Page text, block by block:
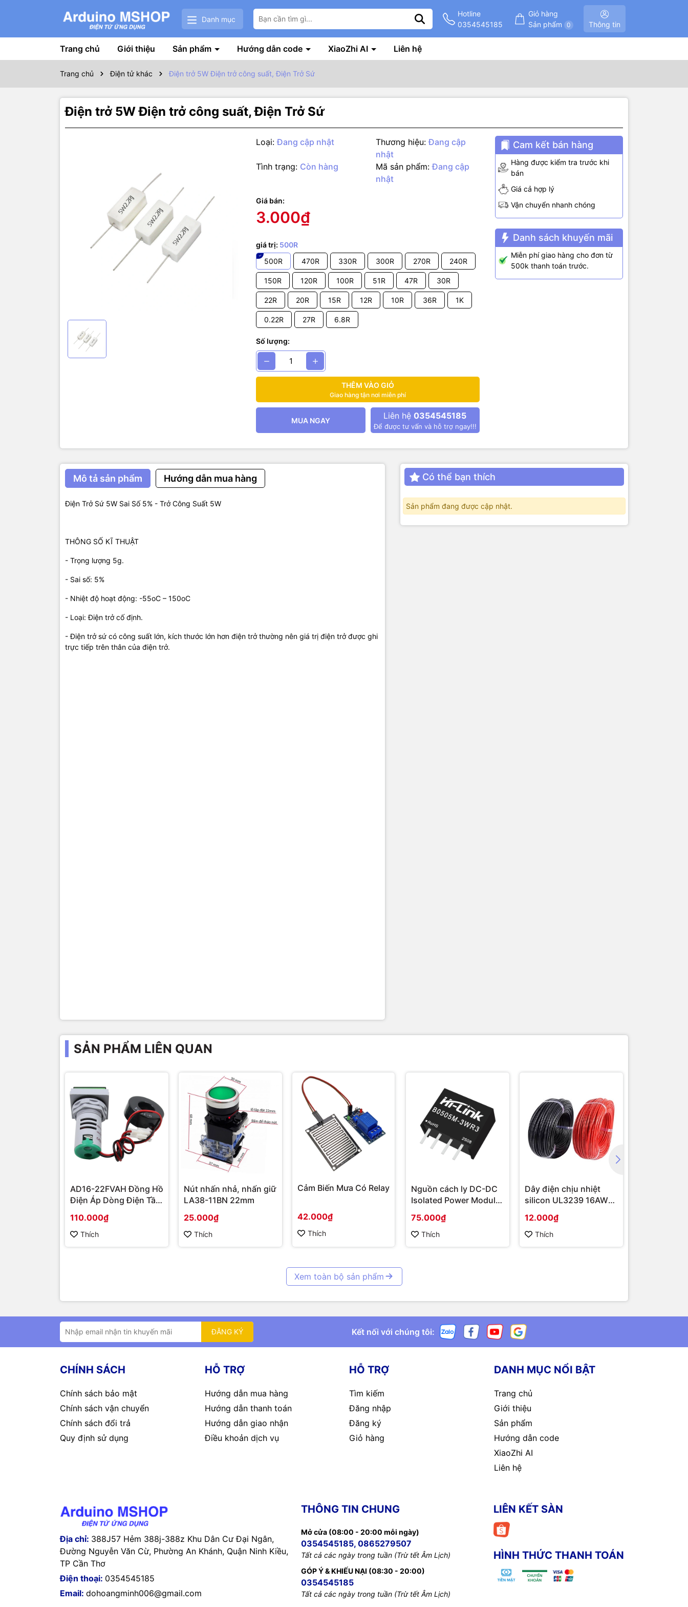
Danh mục
Hotline
0354545185
Giỏ hàng
Sản phẩm
0 Thông tin
Trang chủ Giới thiệu Sản phẩm Hướng dẫn code XiaoZhi AI Liên hệ
Trang chủ Điện tử khác Điện trở 5W Điện trở công suất, Điện Trở Sứ
Điện trở 5W Điện trở công suất, Điện Trở Sứ
Loại: Đang cập nhật Thương hiệu: Đang cập
nhật
Tình trạng: Còn hàng Mã sản phẩm: Đang cập
nhật
Giá bán:
3.000₫
giá trị: 500R
500R
470R 330R 300R 270R 240R
150R 120R 100R 51R 47R 30R
22R 20R 15R 12R 10R 36R 1K
0.22R 27R 6.8R
Số lượng:
THÊM VÀO GIỎ
Giao hàng tận nơi miễn phí
MUA NGAY Liên hệ 0354545185
Để được tư vấn và hỗ trợ ngay!!!
Cam kết bán hàng
Hàng được kiểm tra trước khi
bán
Giá cả hợp lý
Vận chuyển nhanh chóng
Danh sách khuyến mãi
Miễn phí giao hàng cho đơn từ
500k thanh toán trước.
Mô tả sản phẩm Hướng dẫn mua hàng
Điện Trở Sứ 5W Sai Số 5% - Trở Công Suất 5W
THÔNG SỐ KĨ THUẬT
- Trọng lượng 5g.
- Sai số: 5%
- Nhiệt độ hoạt động: -55oC – 150oC
- Loại: Điện trở cố định.
- Điện trở sứ có công suất lớn, kích thước lớn hơn điện trở thường nên giá trị điện trở được ghi
trực tiếp trên thân của điện trở.
Có thể bạn thích
Sản phẩm đang được cập nhật.
SẢN PHẨM LIÊN QUAN
AD16-22FVAH Đồng Hồ
Điện Áp Dòng Điện Tần
110.000₫
Thích
Nút nhấn nhả, nhấn giữ
LA38-11BN 22mm
25.000₫
Thích
Cảm Biến Mưa Có Relay
42.000₫
Thích
Nguồn cách ly DC-DC
Isolated Power Module
75.000₫
Thích
Dây điện chịu nhiệt
silicon UL3239 16AWG
12.000₫
Thích
Xem toàn bộ sản phẩm
Điện Trở Sứ 5W Sai Số 5% - Trở Công Suất 5W
THÔNG SỐ KĨ THUẬT
- Nhiệt độ hoạt động: -55oC – 150oC
- Loại: Điện trở cố định.
- Điện trở sứ có công suất lớn, kích thước lớn hơn điện trở thường nên giá trị điện trở được
ghi trực tiếp trên thân của điện trở.
ĐĂNG KÝ Kết nối với chúng tôi:
CHÍNH SÁCH
Chính sách bảo mật
Chính sách vận chuyển
Chính sách đổi trả
Quy định sử dụng
HỖ TRỢ
Hướng dẫn mua hàng
Hướng dẫn thanh toán
Hướng dẫn giao nhận
Điều khoản dịch vụ
HỖ TRỢ
Tìm kiếm
Đăng nhập
Đăng ký
Giỏ hàng
DANH MỤC NỔI BẬT
Trang chủ
Giới thiệu
Sản phẩm
Hướng dẫn code
XiaoZhi AI
Liên hệ
Địa chỉ: 388J57 Hẻm 388j-388z Khu Dân Cư Đại Ngân,
Đường Nguyễn Văn Cừ, Phường An Khánh, Quận Ninh Kiều,
TP Cần Thơ
Điện thoại: 0354545185
Email: dohoangminh006@gmail.com
THÔNG TIN CHUNG
Mở cửa (08:00 - 20:00 mỗi ngày)
0354545185, 0865279507
Tất cả các ngày trong tuần (Trừ tết Âm Lịch)
GÓP Ý & KHIẾU NẠI (08:30 - 20:00)
0354545185
Tất cả các ngày trong tuần (Trừ tết Âm Lịch)
LIÊN KẾT SÀN
HÌNH THỨC THANH TOÁN